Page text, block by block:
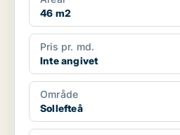
46 m2
Pris pr. md.
Inte angivet
Område
Sollefteå